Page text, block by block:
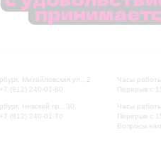
Михайловская ул., 2
(812) 240-01-80
Невский пр., 30
(812) 240-01-70
Часы
Перерыв с
Часы
Перерыв с
Вопросы